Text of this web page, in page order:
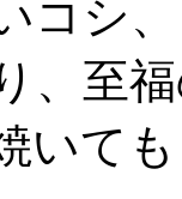
コシ
、至
いて